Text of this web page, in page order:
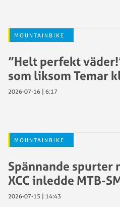
MOUNTAINBIKE
”Helt perfekt
som liksom Temar
2026-07-16 | 6:17
MOUNTAINBIKE
Spännande spurter
XCC inledde MTB-
2026-07-15 | 14:43